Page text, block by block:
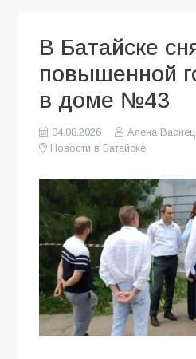
В Батайске
повышенной
в доме №43
04.08.2026
Алена
Новости в Батайске